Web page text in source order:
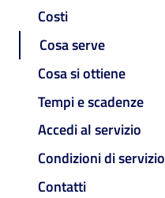
Costi
Cosa serve
Cosa si ottiene
Tempi e scadenze
Accedi al servizio
Condizioni di servizio
Contatti